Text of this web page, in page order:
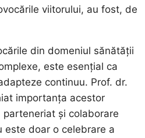
viitorului, au fost, de
din domeniul sănătății
este esențial ca
continuu. Prof. dr.
importanța acestor
și colaborare
este doar o celebrare a